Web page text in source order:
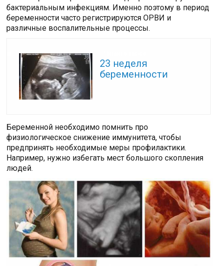
бактериальным инфекциям. Именно поэтому в период
беременности часто регистрируются ОРВИ и
различные воспалительные процессы.
23 неделя
беременности
Беременной необходимо помнить про
физиологическое снижение иммунитета, чтобы
предпринять необходимые меры профилактики.
Например, нужно избегать мест большого скопления
людей.